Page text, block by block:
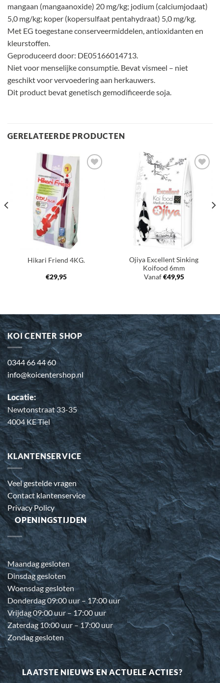
mangaan (mangaanoxide) 20 mg/kg; jodium (calciumjodaat)
5,0 mg/kg; koper (kopersulfaat pentahydraat) 5,0 mg/kg.
Met EG toegestane conserveermiddelen, antioxidanten en
kleurstoffen.
Geproduceerd door: DE05166014713.
Niet voor menselijke consumptie. Bevat vismeel – niet
geschikt voor vervoedering aan herkauwers.
Dit product bevat genetisch gemodificeerde soja.
GERELATEERDE PRODUCTEN
Toevoegen
Hikari Friend 4KG.
€29,95
Toevoegen
aan
verlanglijst
Ojiya Excellent Sinking
Koifood 6mm
Vanaf€49,95
KOI CENTER SHOP
0344 66 44 60
info@koicentershop.nl
Locatie:
Newtonstraat 33-35
4004 KE Tiel
KLANTENSERVICE
Veel gestelde vragen
Contact klantenservice
Privacy Policy
OPENINGSTIJDEN
Maandag gesloten
Dinsdag gesloten
Woensdag gesloten
Donderdag 09:00 uur – 17:00 uur
Vrijdag 09:00 uur – 17:00 uur
Zaterdag 10:00 uur – 17:00 uur
Zondag gesloten
LAATSTE NIEUWS EN ACTUELE ACTIES?